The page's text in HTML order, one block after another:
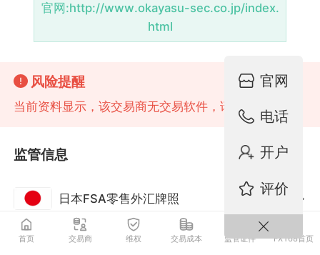
官网:http://www.okayasu-sec.co.jp/index.
html
风险提醒
当前资料显示，该交易商无交易软件，请注意风险!
监管信息
日本FSA零售外汇牌照 监管中
官网
电话
开户
评价
首页 交易商 维权 交易成本 监管证件 FX168首页